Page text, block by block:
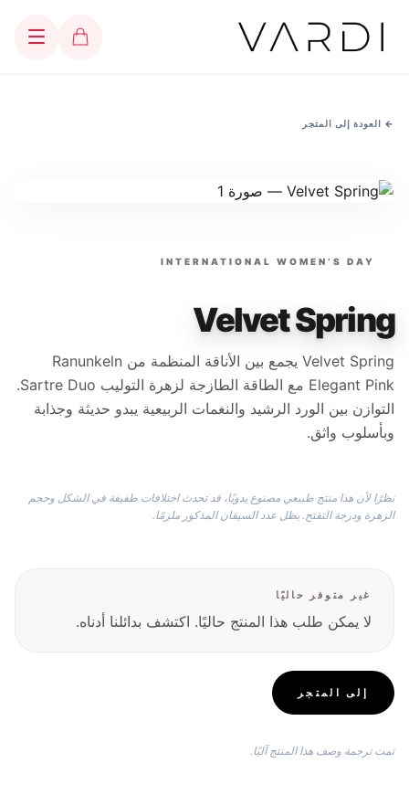
← العودة إلى المتجر
INTERNATIONAL WOMEN’S DAY
Velvet Spring
Velvet Spring يجمع بين الأناقة المنظمة من Ranunkeln
Elegant Pink مع الطاقة الطازجة لزهرة التوليب Sartre Duo.
التوازن بين الورد الرشيد والنغمات الربيعية يبدو حديثة وجذابة
وبأسلوب واثق.
نظرًا لأن هذا منتج طبيعي مصنوع يدويًا، قد تحدث اختلافات طفيفة في الشكل وحجم
الزهرة ودرجة التفتح. يظل عدد السيقان المذكور ملزمًا.
غير متوفر حاليًا
لا يمكن طلب هذا المنتج حاليًا. اكتشف بدائلنا أدناه.
إلى المتجر
تمت ترجمة وصف هذا المنتج آليًا.